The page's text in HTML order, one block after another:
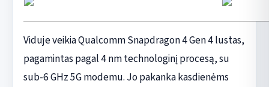
Viduje veikia Qualcomm Snapdragon 4 Gen 4 lustas,
pagamintas pagal 4 nm technologinį procesą, su
sub-6 GHz 5G modemu. Jo pakanka kasdienėms